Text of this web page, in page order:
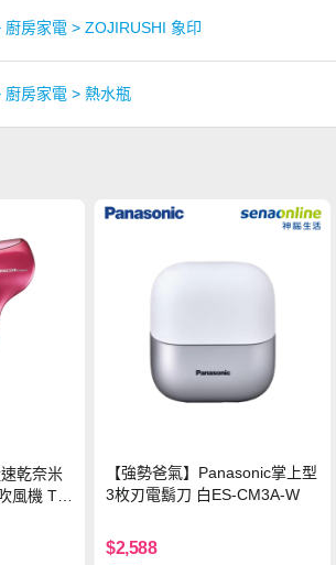
廚房家電 > ZOJIRUSHI 象印
廚房家電 > 熱水瓶
乾奈米
風機 TC
【強勢爸氣】Panasonic掌上型
3枚刃電鬍刀 白ES-CM3A-W
$2,588